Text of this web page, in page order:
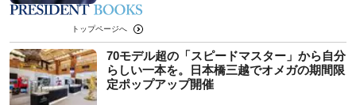
トップページへ
70モデル超の「スピードマスター」から自分
らしい一本を。日本橋三越でオメガの期間限
定ポップアップ開催